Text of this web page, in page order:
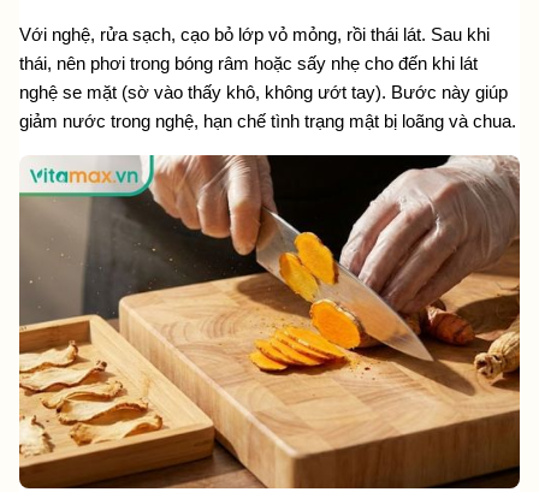
Với nghệ, rửa sạch, cạo bỏ lớp vỏ mỏng, rồi thái lát. Sau khi
thái, nên phơi trong bóng râm hoặc sấy nhẹ cho đến khi lát
nghệ se mặt (sờ vào thấy khô, không ướt tay). Bước này giúp
giảm nước trong nghệ, hạn chế tình trạng mật bị loãng và chua.